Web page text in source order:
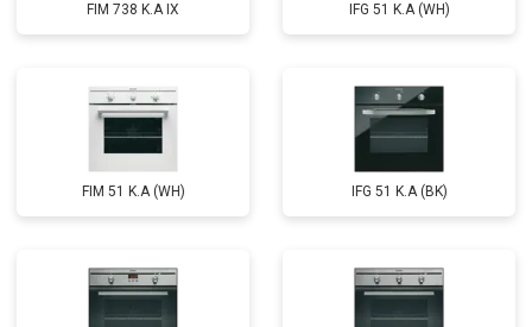
FIM 738 K.A IX IFG 51 K.A (WH)
FIM 51 K.A (WH) IFG 51 K.A (BK)